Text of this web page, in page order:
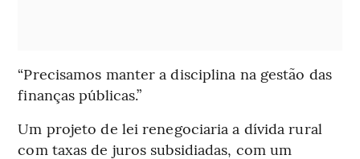
“Precisamos manter a disciplina na gestão das
finanças públicas.”
Um projeto de lei renegociaria a dívida rural
com taxas de juros subsidiadas, com um